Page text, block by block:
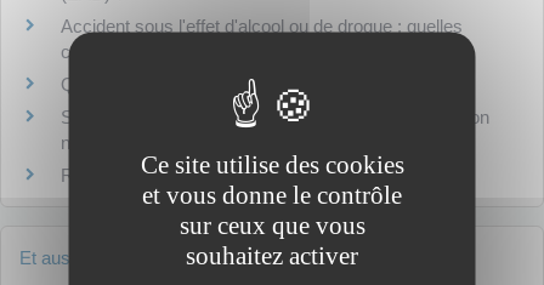
Accident sous l'effet d'alcool ou de drogue : quelles
conséquences sur l'assurance ?
Que risque-t-on pour usage de drogues ?
Solde du permis de conduire : comment connaître son
nombre de points ?
Retrait de permis : quelles sont les règles ?
Et aussi
Ce site utilise des cookies
et vous donne le contrôle
sur ceux que vous
souhaitez activer